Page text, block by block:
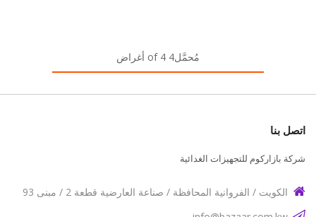
مُحمَّل4 of 4 أغراض
اتصل بنا
شركة بازاركوم للتجهيزات الغدائية
الكويت / الفروانية المحافظة / صناعة العارضية قطعة 2 / مبنى 93